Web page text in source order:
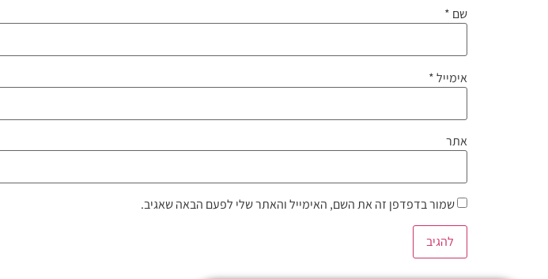
שם *
אימייל*
אתר
שמור בדפדפן זה את השם, האימייל והאתר שלי לפעם הבאה שאגיב.